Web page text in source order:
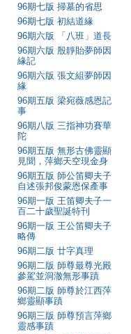
96期七版 掃墓的省思
96期七版 初結道緣
96期六版 「八班」道長
96期六版 殷靜貽夢師因
緣記
96期六版 張文組夢師因
緣
96期五版 梁宛薇感恩記
事
96期八版 三指神功賽華
陀
96期五版 無形古佛靈顯
見聞，萍鄉天空現金身
96期五版 師公笛卿夫子
自述張邦俊蒙恩保產事
96期一版 王笛卿夫子一
百二十歲聖誕特刊
96期一版 王公笛卿夫子
略傳
96期二版 廿字真理
96期二版 師尊最尊光殿
參駕並洞澈無形事蹟
96期二版 師尊於江西萍
鄉靈顯事蹟
96期三版 師尊預言萍鄉
靈感事蹟